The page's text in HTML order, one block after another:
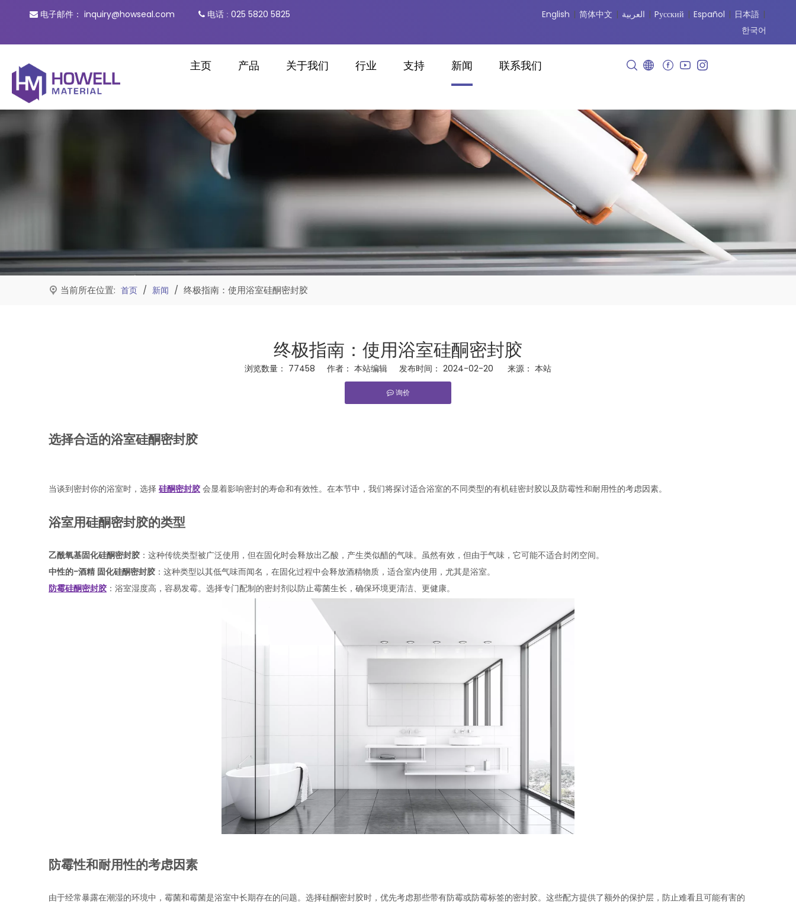
 电子邮件： inquiry@howseal.com  电话 : 025 5820 5825 English | 简体中文 | العربية | Pусский | Español | 日本語 |
한국어
主页 产品 关于我们 行业 支持 新闻 联系我们
当前所在位置: 首页 / 新闻 / 终极指南：使用浴室硅酮密封胶
终极指南：使用浴室硅酮密封胶
浏览数量： 77458 作者： 本站编辑 发布时间： 2024-02-20 来源： 本站
询价
选择合适的浴室硅酮密封胶
当谈到密封你的浴室时，选择 硅酮密封胶 会显着影响密封的寿命和有效性。在本节中，我们将探讨适合浴室的不同类型的有机硅密封胶以及防霉性和耐用性的考虑因素。
浴室用硅酮密封胶的类型
乙酰氧基固化硅酮密封胶 ：这种传统类型被广泛使用，但在固化时会释放出乙酸，产生类似醋的气味。虽然有效，但由于气味，它可能不适合封闭空间。
中性的-酒精 固化硅酮密封胶 ：这种类型以其低气味而闻名，在固化过程中会释放酒精物质，适合室内使用，尤其是浴室。
防霉硅酮密封胶 ：浴室湿度高，容易发霉。选择专门配制的密封剂以防止霉菌生长，确保环境更清洁、更健康。
防霉性和耐用性的考虑因素
由于经常暴露在潮湿的环境中，霉菌和霉菌是浴室中长期存在的问题。选择硅酮密封胶时，优先考虑那些带有防霉或防霉标签的密封胶。这些配方提供了额外的保护层，防止难看且可能有害的